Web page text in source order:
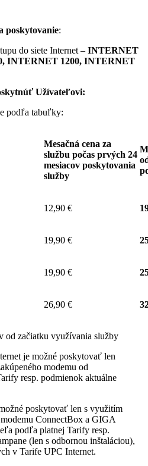
poskytovanie:
do siete Internet – INTERNET
INTERNET 1200, INTERNET
Užívateľovi:
podľa tabuľky:
Mesačná cena za
službu počas prvých 24
mesiacov poskytovania
služby
12,90 €
19,90 €
19,90 €
26,90 €
od začiatku využívania služby
je možné poskytovať len
modemu od
resp. podmienok aktuálne
poskytovať len s využitím
ConnectBox a GIGA
podľa platnej Tarify resp.
(len s odbornou inštaláciou),
v Tarife UPC Internet.